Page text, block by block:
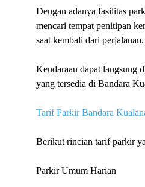
Dengan adanya fasilitas
mencari tempat penitipan
saat kembali dari perjalanan.
Kendaraan dapat langsung
yang tersedia di Bandara
Tarif Parkir Bandara
Berikut rincian tarif parkir
Parkir Umum Harian